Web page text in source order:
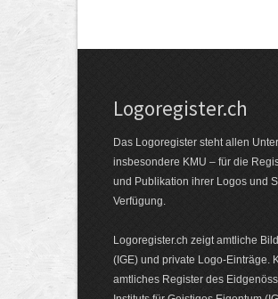
Logoregister.ch
Das Logoregister steht allen
insbesondere KMU – für die
und Publikation ihrer Logos und
Verfügung.
Logoregister.ch zeigt amtliche
(IGE) und private Logo-Einträge.
amtliches Register des